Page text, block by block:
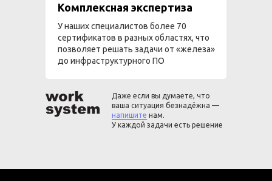
Комплексная экспертиза
У наших специалистов более 70
сертификатов в разных областях, что
позволяет решать задачи от «железа»
до инфраструктурного ПО
Даже если вы думаете, что
ваша ситуация безнадёжна —
напишите нам.
У каждой задачи есть решение